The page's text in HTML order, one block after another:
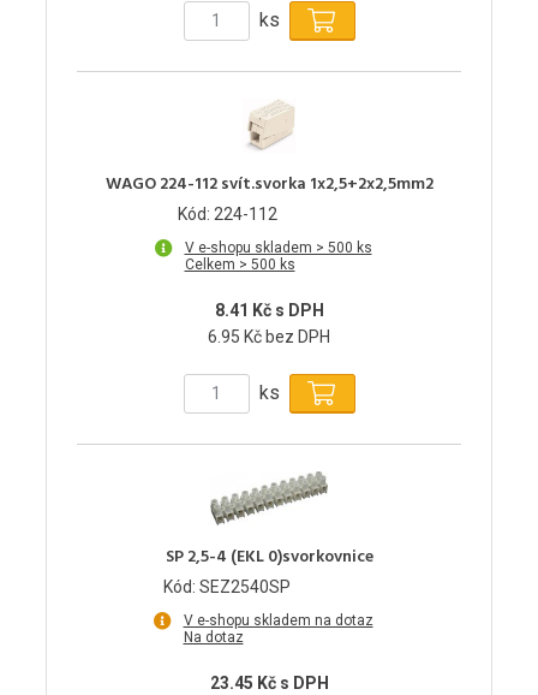
ks
WAGO 224-112 svít.svorka 1x2,5+2x2,5mm2
Kód: 224-112
V e-shopu skladem > 500 ks
Celkem > 500 ks
8.41 Kč s DPH
6.95 Kč bez DPH
ks
SP 2,5-4 (EKL 0)svorkovnice
Kód: SEZ2540SP
V e-shopu skladem na dotaz
Na dotaz
23.45 Kč s DPH